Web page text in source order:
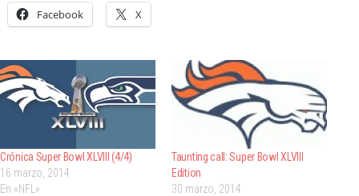
Facebook X
Crónica Super Bowl XLVIII (4/4)
16 marzo, 2014
En «NFL»
Taunting call: Super Bowl XLVIII
Edition
30 marzo, 2014